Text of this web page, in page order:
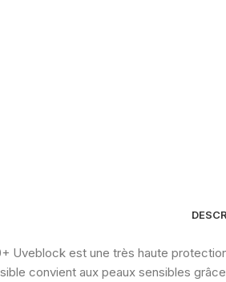
Uveblock est une très haute
convient aux peaux sensibles